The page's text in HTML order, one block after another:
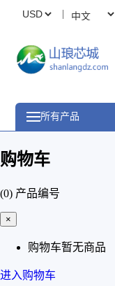
所有产品
购物车
(0) 产品编号
×
购物车暂无商品
进入购物车